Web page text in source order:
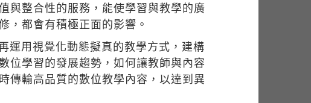
與整合性的服務，能使學習與教學的廣
，都會有積極正面的影響。
運用視覺化動態擬真的教學方式，建構
位學習的發展趨勢，如何讓教師與內容
傳輸高品質的數位教學內容，以達到異